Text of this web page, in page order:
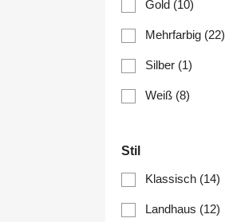
Gold (10)
Mehrfarbig (22)
Silber (1)
Weiß (8)
Stil
Klassisch (14)
Landhaus (12)